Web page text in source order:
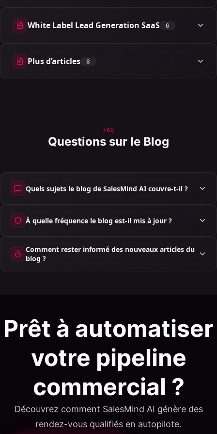
White Label Lead Generation SaaS 6
6 articles
Plus d’articles 8
8 articles
FAQ
Questions sur le Blog
Quels sujets le blog de SalesMind AI couvre-t-il ?
À quelle fréquence le blog est-il mis à jour ?
Comment rester informé des nouveaux articles du
blog ?
Prêt à automatiser
votre pipeline
commercial ?
Découvrez comment SalesMind AI génère des
rendez-vous qualifiés en autopilote.